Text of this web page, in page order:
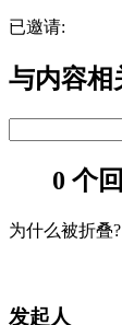
已邀请:
与内容相
0 个
为什么被折叠?
发起人